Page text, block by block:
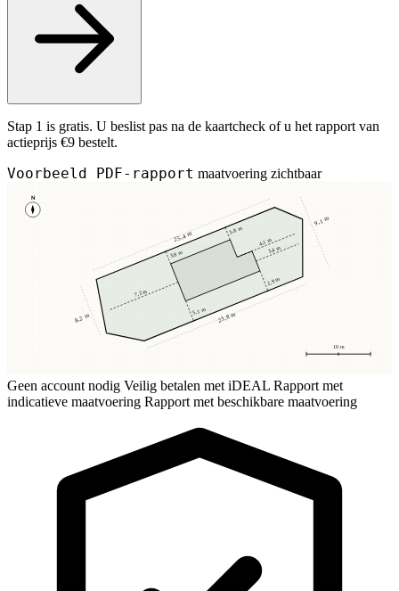
Stap 1 is gratis. U beslist pas na de kaartcheck of u het rapport van
actieprijs €9 bestelt.
Voorbeeld PDF-rapport maatvoering zichtbaar
N
10 m
3,8 m
3,8 m
5,1 m
2,9 m
7,2 m
3,4 m
4,1 m
25,4 m
23,8 m
8,2 m
9,1 m
Geen account nodig Veilig betalen met iDEAL Rapport met
indicatieve maatvoering Rapport met beschikbare maatvoering